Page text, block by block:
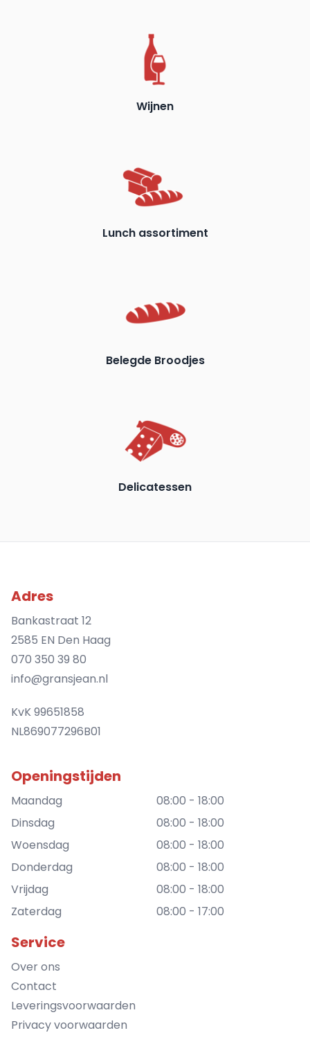
Wijnen
Lunch assortiment
Belegde Broodjes
Delicatessen
Adres
Bankastraat 12
2585 EN Den Haag
070 350 39 80
info@gransjean.nl
KvK 99651858
NL869077296B01
Openingstijden
Maandag
08:00 - 18:00
Dinsdag
08:00 - 18:00
Woensdag
08:00 - 18:00
Donderdag
08:00 - 18:00
Vrijdag
08:00 - 18:00
Zaterdag
08:00 - 17:00
Service
Over ons
Contact
Leveringsvoorwaarden
Privacy voorwaarden